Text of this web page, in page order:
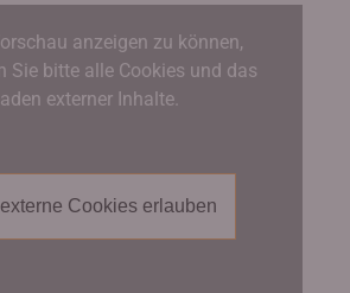
anzeigen zu können,
Sie bitte alle Cookies und das
externer Inhalte.
Cookies erlauben